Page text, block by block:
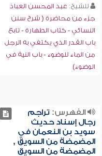
للشيخ: عبد المحسن العباد
جزء من محاضرة ( شرح سنن
النسائي - كتاب الطهارة - تابع
باب القدر الذي يكتفي به الرجل
من الماء للوضوء - باب النية في
الوضوء)
الفهرس: تراجم
رجال إسناد حديث
سويد بن النعمان في
المضمضة من السويق ,
المضمضة من السويق